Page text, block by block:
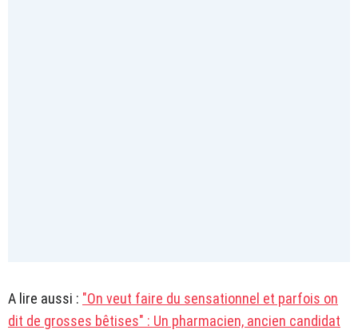
A lire aussi : "On veut faire du sensationnel et parfois on
dit de grosses bêtises" : Un pharmacien, ancien candidat